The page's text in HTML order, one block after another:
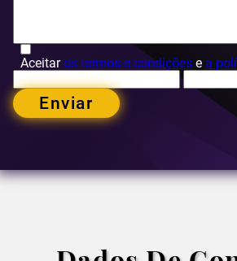
Aceitaros termos e condiçõese a
Enviar